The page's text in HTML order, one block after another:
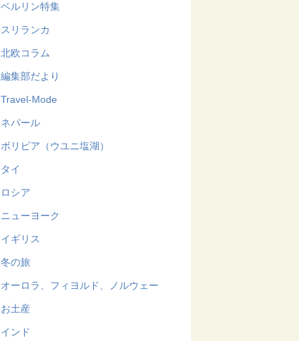
ベルリン特集
スリランカ
北欧コラム
編集部だより
Travel-Mode
ネパール
ボリビア（ウユニ塩湖）
タイ
ロシア
ニューヨーク
イギリス
冬の旅
オーロラ、フィヨルド、ノルウェー
お土産
インド